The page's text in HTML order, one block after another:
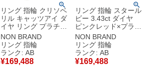
リング 指輪 クリソベ
リル キャッツアイ ダ
イヤ リング プラチナ
シルバー 猫目石
5.02ct プラチナム
PT ダイヤ オーバル
10号 【中古】中古品
NON BRAND
リング 指輪
ランク: AB
¥169,488
リング 指輪 スタール
ビー 3.43ct ダイヤ
ピンクレッド×プラチ
ナシルバー ルビー プ
ラチナ メレ パヴェ
バケット オーバル
12号 【中古】中古品
NON BRAND
リング 指輪
ランク: AB
¥169,488